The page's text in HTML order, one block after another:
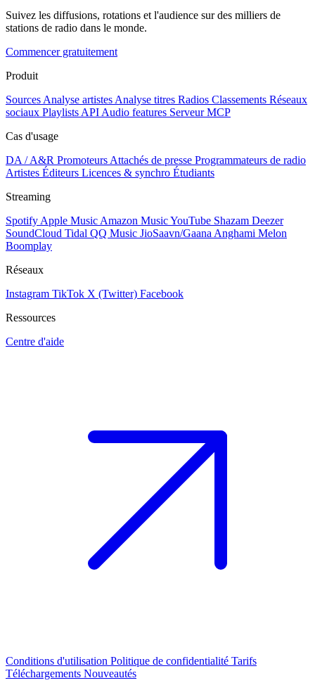
Suivez les diffusions, rotations et l'audience sur des milliers de
stations de radio dans le monde.
Commencer gratuitement
Produit
Sources Analyse artistes Analyse titres Radios Classements Réseaux
sociaux Playlists API Audio features Serveur MCP
Cas d'usage
DA / A&R Promoteurs Attachés de presse Programmateurs de radio
Artistes Éditeurs Licences & synchro Étudiants
Streaming
Spotify Apple Music Amazon MusicYouTube Shazam Deezer
SoundCloud Tidal QQ Music JioSaavn/Gaana Anghami Melon
Boomplay
Réseaux
Instagram TikTok X (Twitter) Facebook
Ressources
Centre d'aide
Conditions d'utilisation Politique de confidentialité Tarifs
Téléchargements Nouveautés